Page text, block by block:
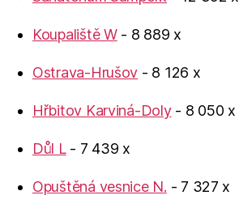
Koupaliště W- 8 889 x
Ostrava-Hrušov - 8 126 x
Hřbitov Karviná-Doly- 8 050 x
Důl L- 7 439 x
Opuštěná vesnice N. - 7 327 x